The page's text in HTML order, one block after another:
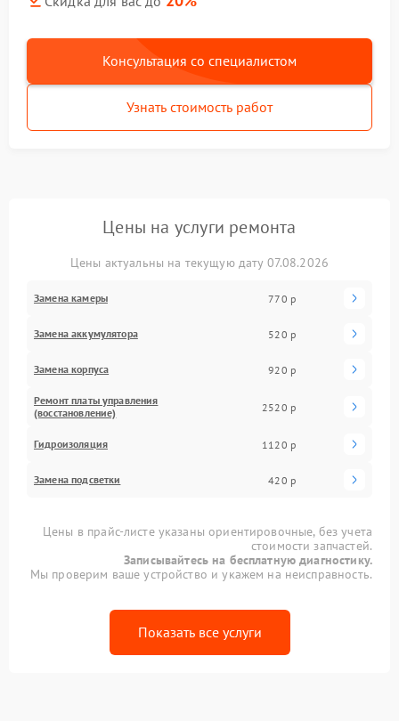
Консультация со специалистом
Узнать стоимость работ
Цены на услуги ремонта
Цены актуальны на текущую дату 07.08.2026
Замена камеры 770 р
Замена аккумулятора 520 р
Замена корпуса 920 р
Ремонт платы управления
(восстановление)
2520 р
Гидроизоляция 1120 р
Замена подсветки 420 р
Цены в прайс-листе указаны ориентировочные, без учета
стоимости запчастей.
Записывайтесь на бесплатную диагностику.
Мы проверим ваше устройство и укажем на неисправность.
Показать все услуги